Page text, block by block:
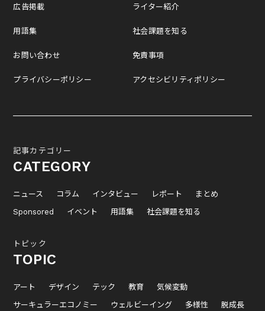
広告掲載
用語集
お問い合わせ
プライバシーポリシー
ライター紹介
社会課題を知る
免責事項
アクセシビリティポリシー
記事カテゴリー
CATEGORY
ニュース コラム インタビュー レポート
まとめ
Sponsored
イベント 用語集 社会課題を知る
トピック
TOPIC
アート デザイン テック 教育
気候変動
サーキュラーエコノミー
ウェルビーイング 多様性 脱成長